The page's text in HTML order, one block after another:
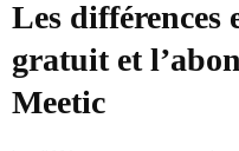
Les différences
gratuit et
Meetic